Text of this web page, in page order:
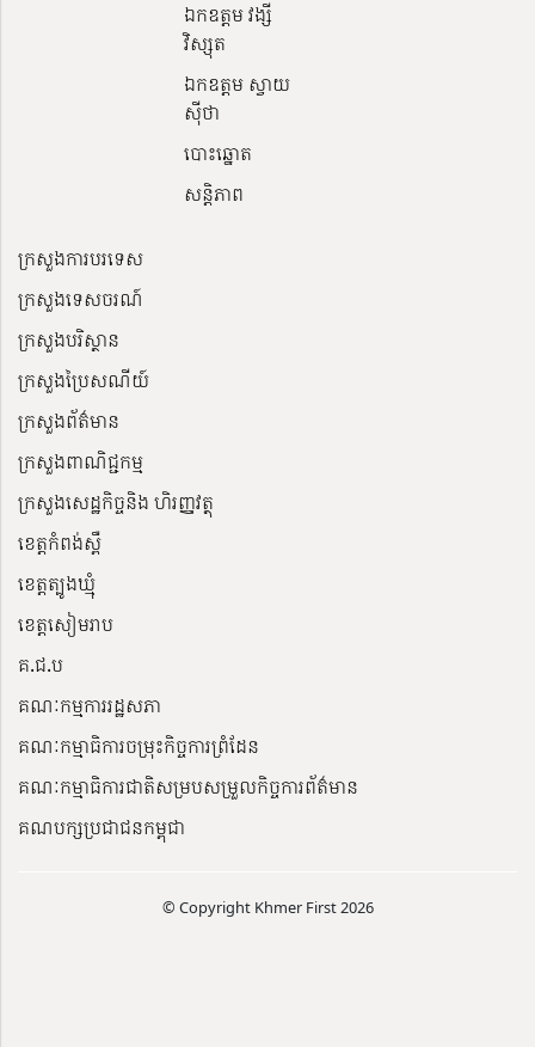
ឯកឧត្តម វង្សី
វិស្សុត
ឯកឧត្តម ស្វាយ
ស៊ីថា
បោះឆ្នោត
សន្តិភាព
ក្រសួងការបរទេស
ក្រសួងទេសចរណ៍
ក្រសួងបរិស្ថាន
ក្រសួងប្រៃសណីយ៍
ក្រសួងព័ត៌មាន
ក្រសួងពាណិជ្ជកម្ម
ក្រសួងសេដ្ឋកិច្ចនិង ហិរញ្ញវត្ថុ
ខេត្តកំពង់ស្ពឺ
ខេត្តត្បូងឃ្មុំ
ខេត្តសៀមរាប
គ.ជ.ប
គណៈកម្មការរដ្ឋសភា
គណៈកម្មាធិការចម្រុះកិច្ចការព្រំដែន
គណៈកម្មាធិការជាតិសម្របសម្រួលកិច្ចការព័ត៌មាន
គណបក្សប្រជាជនកម្ពុជា
© Copyright Khmer First 2026